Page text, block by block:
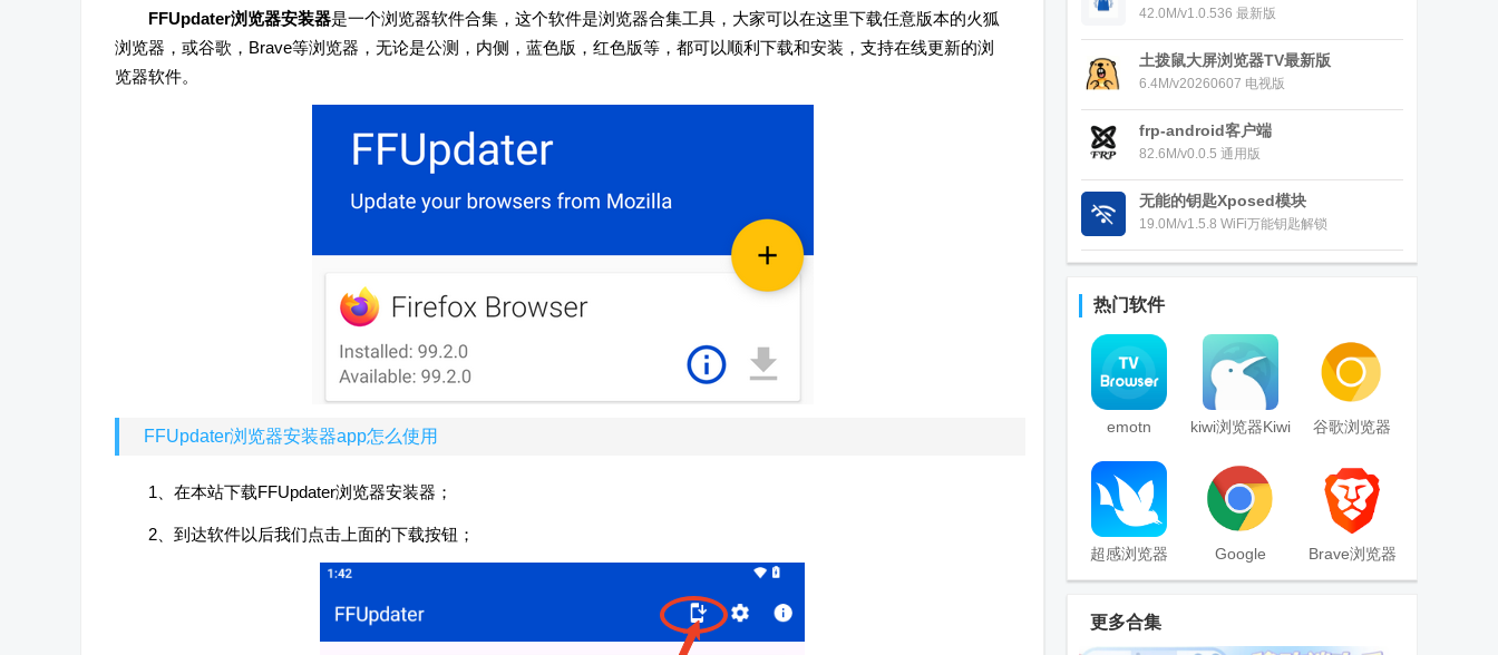
FFUpdater浏览器安装器是一个浏览器软件合集，这个软件是浏览器合集工具，大家可以在这里下载任意版本的火狐
浏览器，或谷歌，Brave等浏览器，无论是公测，内侧，蓝色版，红色版等，都可以顺利下载和安装，支持在线更新的浏
览器软件。
FFUpdater浏览器安装器app怎么使用
1、在本站下载FFUpdater浏览器安装器；
2、到达软件以后我们点击上面的下载按钮；
42.0M/v1.0.536 最新版
土拨鼠大屏浏览器TV最新版
6.4M/v20260607 电视版
frp-android客户端
82.6M/v0.0.5 通用版
无能的钥匙Xposed模块
19.0M/v1.5.8 WiFi万能钥匙解锁
热门软件
emotn
browser浏览
器TV版
kiwi浏览器Kiwi
版
谷歌浏览器
Canary官方版
超感浏览器
Google
Chrome手机
Brave浏览器
官方正版app
更多合集